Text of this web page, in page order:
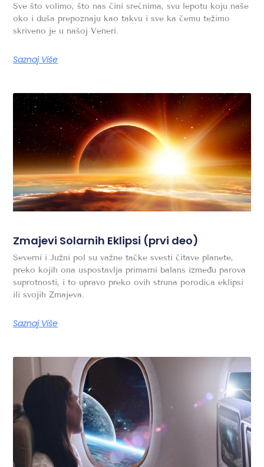
Sve što volimo, što nas čini srećnima, svu lepotu koju naše
oko i duša prepoznaju kao takvu i sve ka čemu težimo
skriveno je u našoj Veneri.
Saznaj Više
Zmajevi Solarnih Eklipsi (prvi deo)
Severni i Južni pol su važne tačke svesti čitave planete,
preko kojih ona uspostavlja primarni balans između parova
suprotnosti, i to upravo preko ovih struna porodica eklipsi
ili svojih Zmajeva.
Saznaj Više